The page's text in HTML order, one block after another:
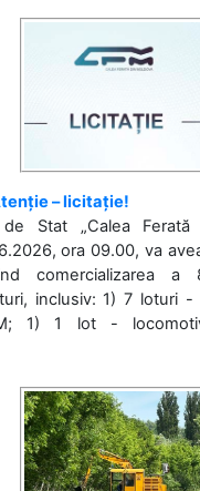
– licitație!
de Stat „Calea Ferată
ora 09.00, va
comercializarea a
inclusiv: 1) 7 loturi -
1) 1 lot -